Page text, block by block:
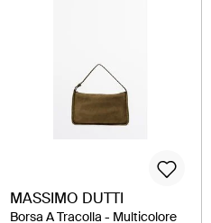
MASSIMO DUTTI
Borsa A Tracolla - Multicolore